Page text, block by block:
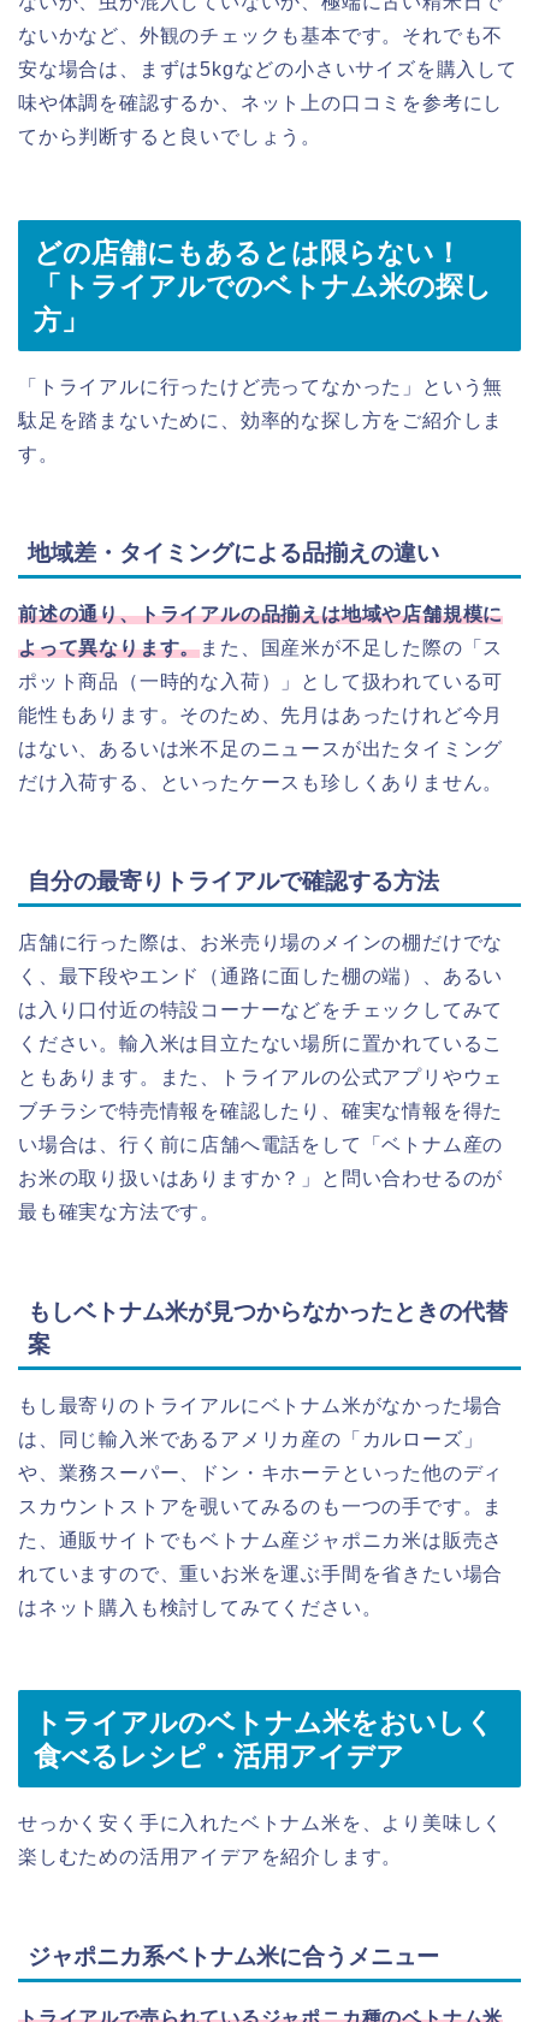
ないかなど、外観のチェックも基本です。それでも不
安な場合は、まずは5kgなどの小さいサイズを購入して
味や体調を確認するか、ネット上の口コミを参考にし
てから判断すると良いでしょう。
どの店舗にもあるとは限らない！
「トライアルでのベトナム米の探し
方」
「トライアルに行ったけど売ってなかった」という無
駄足を踏まないために、効率的な探し方をご紹介しま
す。
地域差・タイミングによる品揃えの違い
前述の通り、トライアルの品揃えは地域や店舗規模に
よって異なります。また、国産米が不足した際の「ス
ポット商品（一時的な入荷）」として扱われている可
能性もあります。そのため、先月はあったけれど今月
はない、あるいは米不足のニュースが出たタイミング
だけ入荷する、といったケースも珍しくありません。
自分の最寄りトライアルで確認する方法
店舗に行った際は、お米売り場のメインの棚だけでな
く、最下段やエンド（通路に面した棚の端）、あるい
は入り口付近の特設コーナーなどをチェックしてみて
ください。輸入米は目立たない場所に置かれているこ
ともあります。また、トライアルの公式アプリやウェ
ブチラシで特売情報を確認したり、確実な情報を得た
い場合は、行く前に店舗へ電話をして「ベトナム産の
お米の取り扱いはありますか？」と問い合わせるのが
最も確実な方法です。
もしベトナム米が見つからなかったときの代替
案
もし最寄りのトライアルにベトナム米がなかった場合
は、同じ輸入米であるアメリカ産の「カルローズ」
や、業務スーパー、ドン・キホーテといった他のディ
スカウントストアを覗いてみるのも一つの手です。ま
た、通販サイトでもベトナム産ジャポニカ米は販売さ
れていますので、重いお米を運ぶ手間を省きたい場合
はネット購入も検討してみてください。
トライアルのベトナム米をおいしく
食べるレシピ・活用アイデア
せっかく安く手に入れたベトナム米を、より美味しく
楽しむための活用アイデアを紹介します。
ジャポニカ系ベトナム米に合うメニュー
トライアルで売られているジャポニカ種のベトナム米